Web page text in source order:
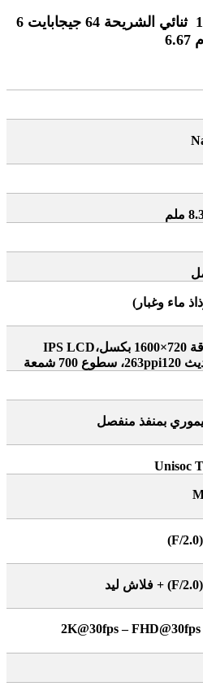
موبايل انفينكس سمارت 10 ثنائي الشريحة 64 جيجابايت 6
ملم
ماء وغبار)
IPS LCD، دقة 720×1600 بكسل،
263ppi 120 ، سطوع 700 شمعة
بمنفذ منفصل
Unisoc
(F/2.0)
(F/2.0) + فلاش ليد
2K@30fps –